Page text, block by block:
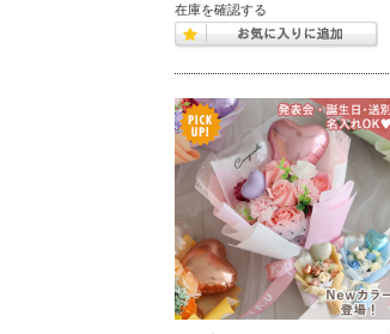
在庫を確認する